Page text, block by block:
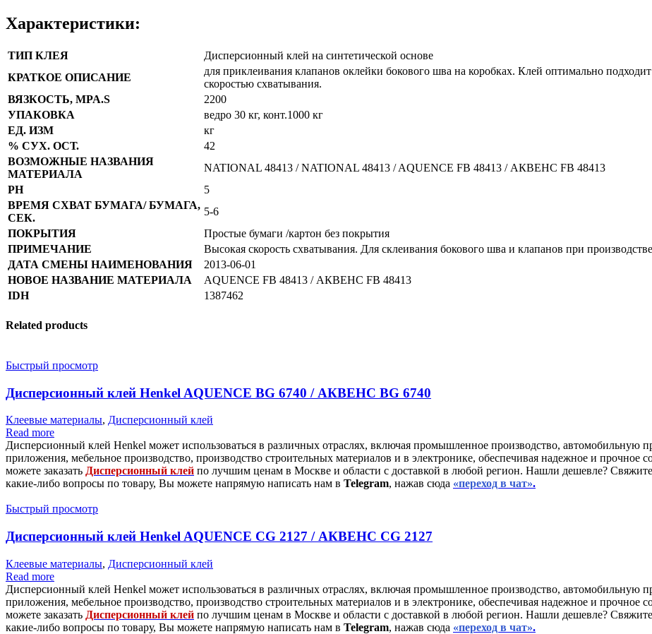
Характеристики:
ТИП КЛЕЯ
Дисперсионный клей на синтетической основе
КРАТКОЕ ОПИСАНИЕ
для приклеивания клапанов оклейки бокового шва на коробках. Клей оптимально
скоростью схватывания.
ВЯЗКОСТЬ, MPA.S
2200
УПАКОВКА
ведро 30 кг, конт.1000 кг
ЕД. ИЗМ
кг
% СУХ. ОСТ.
42
ВОЗМОЖНЫЕ НАЗВАНИЯ
МАТЕРИАЛА
NATIONAL 48413 / NATIONAL 48413 / AQUENCE FB 48413 / АКВЕНС FB 48413
PH
5
ВРЕМЯ СХВАТ БУМАГА/ БУМАГА,
СЕК.
5-6
ПОКРЫТИЯ
Простые бумаги /картон без покрытия
ПРИМЕЧАНИЕ
Высокая скорость схватывания. Для склеивания бокового шва и клапанов при
ДАТА СМЕНЫ НАИМЕНОВАНИЯ
2013-06-01
НОВОЕ НАЗВАНИЕ МАТЕРИАЛА
AQUENCE FB 48413 / АКВЕНС FB 48413
IDH
1387462
Related products
Быстрый просмотр
Дисперсионный клей Henkel AQUENCE BG 6740 / АКВЕНС BG 6740
Клеевые материалы, Дисперсионный клей
Read more
Дисперсионный клей Henkel может использоваться в различных отраслях, включая промышленное производство, автомобильную
приложения, мебельное производство, производство строительных материалов и в электронике, обеспечивая надежное и
можете заказать Дисперсионный клей по лучшим ценам в Москве и области с доставкой в любой регион. Нашли дешевле?
какие-либо вопросы по товару, Вы можете напрямую написать нам в Telegram, нажав сюда «переход в чат».
Быстрый просмотр
Дисперсионный клей Henkel AQUENCE CG 2127 / АКВЕНС CG 2127
Клеевые материалы, Дисперсионный клей
Read more
Дисперсионный клей Henkel может использоваться в различных отраслях, включая промышленное производство, автомобильную
приложения, мебельное производство, производство строительных материалов и в электронике, обеспечивая надежное и
можете заказать Дисперсионный клей по лучшим ценам в Москве и области с доставкой в любой регион. Нашли дешевле?
какие-либо вопросы по товару, Вы можете напрямую написать нам в Telegram, нажав сюда «переход в чат».